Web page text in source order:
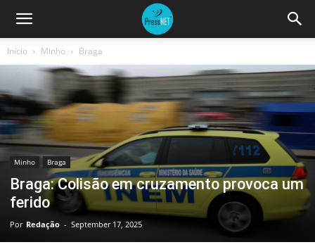
Início Minho Braga
Minho Braga
Braga: Colisão em cruzamento provoca um
ferido
Por Redação - September 17, 2025